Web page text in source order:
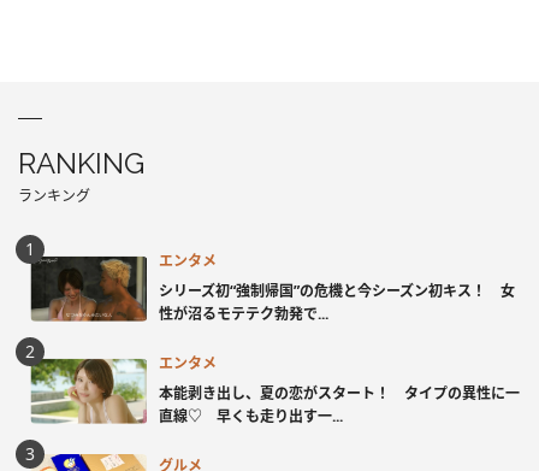
RANKING
ランキング
エンタメ
シリーズ初“強制帰国”の危機と今シーズン初キス！ 女
性が沼るモテテク勃発で...
エンタメ
本能剥き出し、夏の恋がスタート！ タイプの異性に一
直線♡ 早くも走り出す一...
グルメ